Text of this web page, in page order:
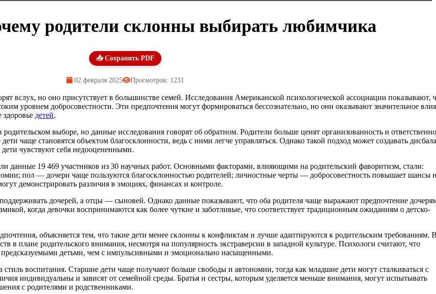
родители склонны выбирать любимчика
📥 Сохранить PDF
02 февраля 2025 Просмотров: 1231
вслух, но оно присутствует в большинстве семей. Исследования Американской психологической ассоциации показывают,
уровнем добросовестности. Эти предпочтения могут формироваться бессознательно, но они оказывают значительное
детей.
выборе, но данные исследования говорят об обратном. Родители больше ценят организованность и
чаще становятся объектом благосклонности, ведь с ними легче управляться. Однако такой подход может создавать
чувствуют себя недооцененными.
данные 19 469 участников из 30 научных работ. Основными факторами, влияющими на родительский фаворитизм, стали:
пол — дочери чаще пользуются благосклонностью родителей; личностные черты — добросовестность повышает шансы
демонстрировать различия в эмоциях, финансах и контроле.
дочерей, а отцы — сыновей. Однако данные показывают, что оба родителя чаще выражают предпочтение
когда девочки воспринимаются как более чуткие и заботливые, что соответствует традиционным ожиданиям о детско-
объясняется тем, что такие дети менее склонны к конфликтам и лучше адаптируются к родительским требованиям.
в плане родительского внимания, несмотря на популярность экстраверсии в западной культуре. Психологи считают, что
детьми, чем с импульсивными и эмоционально насыщенными.
воспитания. Старшие дети чаще получают больше свободы и автономии, тогда как младшие дети могут сталкиваться с
индивидуальны и зависят от семейной среды. Братья и сестры, которым уделяется меньше внимания, могут испытывать
с родителями и родственниками.